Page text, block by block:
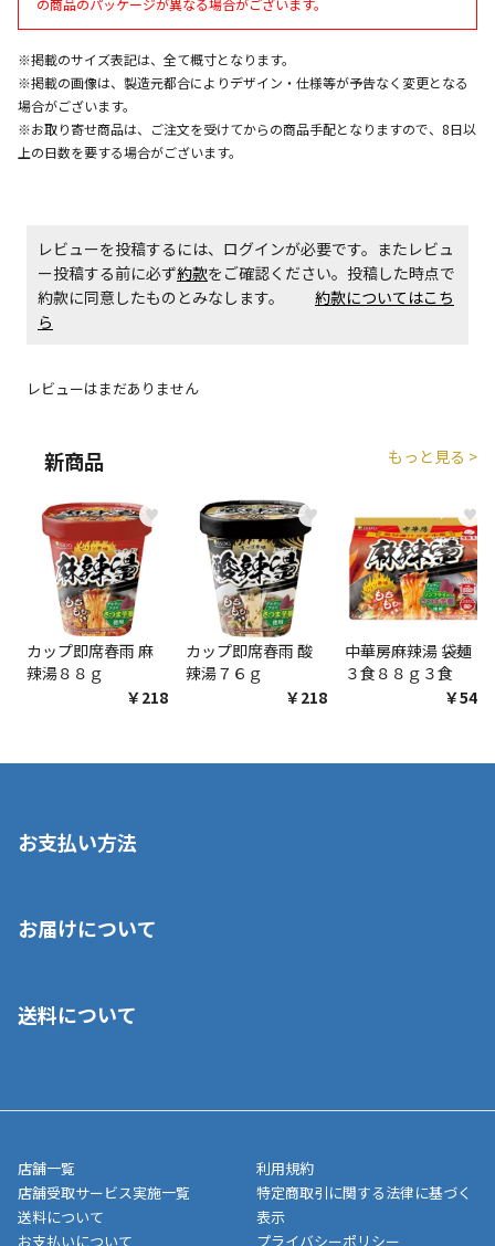
の商品のパッケージが異なる場合がございます。
※掲載のサイズ表記は、全て概寸となります。
※掲載の画像は、製造元都合によりデザイン・仕様等が予告なく変更となる
場合がございます。
※お取り寄せ商品は、ご注文を受けてからの商品手配となりますので、8日以
上の日数を要する場合がございます。
レビューを投稿するには、ログインが必要です。またレビュ
ー投稿する前に必ず約款をご確認ください。投稿した時点で
約款に同意したものとみなします。 約款についてはこち
ら
レビューはまだありません
新商品 もっと見る >
♥
カップ即席春雨 麻
辣湯８８ｇ
￥218
♥
カップ即席春雨 酸
辣湯７６ｇ
￥218
♥
中華房麻辣湯 袋麺
３食８８ｇ３食
￥548
お支払い方法
いいただくことはできません。ご了承ください。
■代金引換(代引)※手数料がかかります
■商品によっては一部決済方法が使用できない場合がございま
す。
お届けについて
ご注文が確認出来次第、1～4営業日に発送いたします。「お取り
業日にてお引渡しとなります。(離島などの場合、例外もあります)
メーカー直送品など一部商品については、その他商品との購入に
制限がかかる場合がございます。また発送日についても、通常と
異なる場合がございます。対象商品の説明ページをご確認くださ
い。
送料について
店舗一覧
店舗受取サービス実施一覧
送料について
お支払いについて
利用規約
特定商取引に関する法律に基づく
表示
プライバシーポリシー